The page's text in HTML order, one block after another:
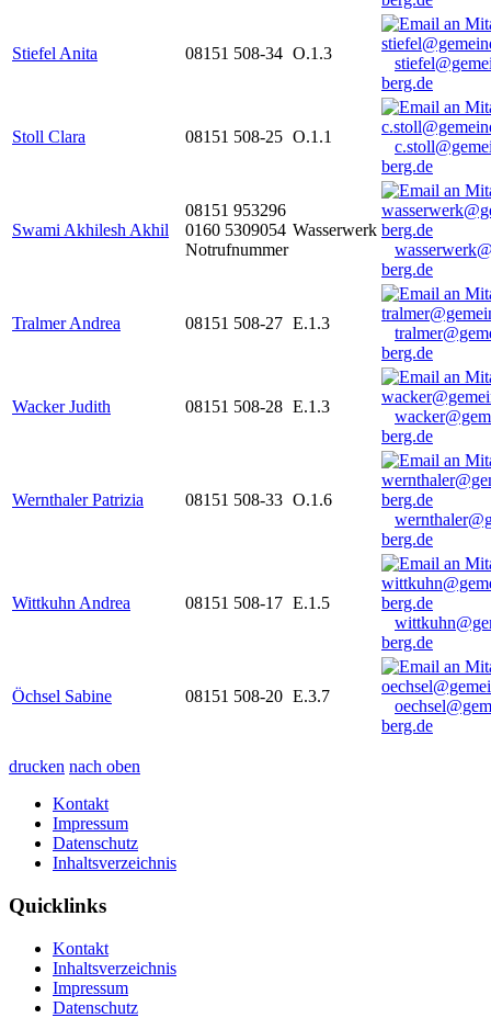
Stiefel Anita 08151 508-34 O.1.3
berg.de
Stoll Clara 08151 508-25 O.1.1
berg.de
Swami Akhilesh Akhil
08151 953296
0160 5309054
Notrufnummer
Wasserwerk
berg.de
Tralmer Andrea 08151 508-27 E.1.3
berg.de
Wacker Judith 08151 508-28 E.1.3
berg.de
Wernthaler Patrizia 08151 508-33 O.1.6
berg.de
Wittkuhn Andrea 08151 508-17 E.1.5
berg.de
Öchsel Sabine 08151 508-20 E.3.7
berg.de
drucken nach oben
Kontakt
Impressum
Datenschutz
Inhaltsverzeichnis
Quicklinks
Kontakt
Inhaltsverzeichnis
Impressum
Datenschutz